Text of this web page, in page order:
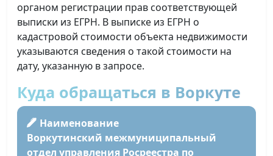
органом регистрации прав соответствующей
выписки из ЕГРН. В выписке из ЕГРН о
кадастровой стоимости объекта недвижимости
указываются сведения о такой стоимости на
дату, указанную в запросе.
Куда обращаться в Воркуте
Наименование
Воркутинский межмуниципальный
отдел управления Росреестра по